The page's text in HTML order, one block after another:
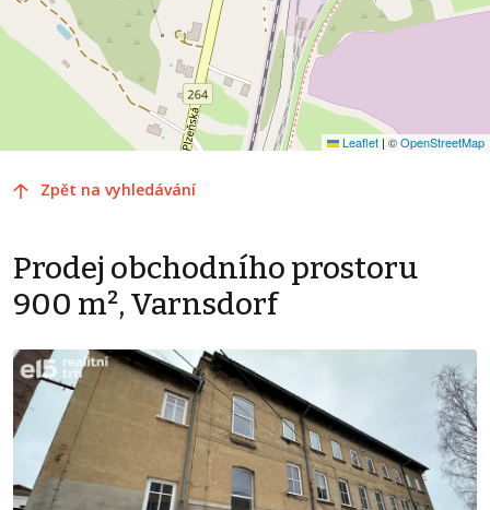
Leaflet | ©OpenStreetMap
Zpět na vyhledávání
Prodej obchodního prostoru
900 m², Varnsdorf